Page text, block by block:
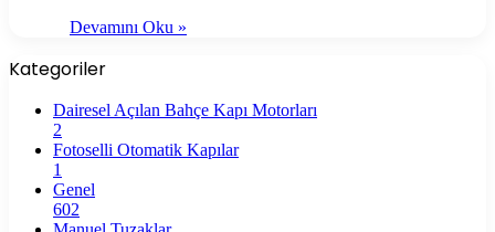
Devamını Oku »
Kategoriler
Dairesel Açılan Bahçe Kapı Motorları
2
Fotoselli Otomatik Kapılar
1
Genel
602